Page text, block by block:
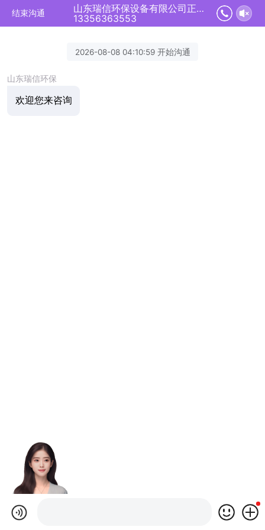
结束沟通
山东瑞信环保设备有限公司正在为您服务
13356363553
2026-08-08 04:10:59 开始沟通
山东瑞信环保
欢迎您来咨询